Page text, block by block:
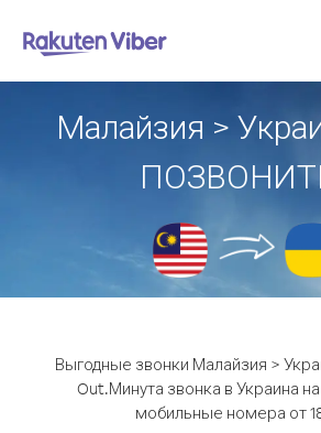
Малайзия >
Выгодные звонки Малайзия >
Out.Минута звонка в Украина
мобильные номера от